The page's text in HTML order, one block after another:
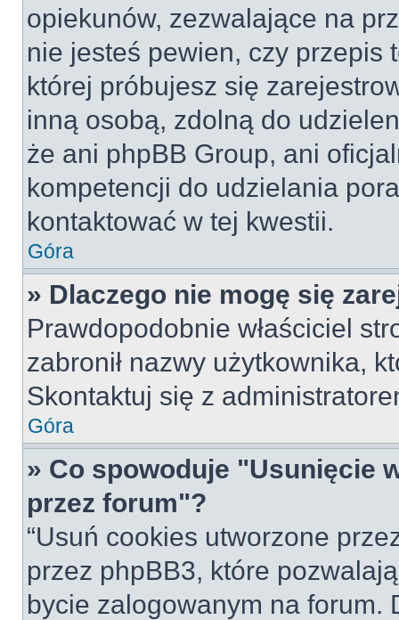
opiekunów, zezwalające na
nie jesteś pewien, czy przepis
której próbujesz się
inną osobą, zdolną do
że ani phpBB Group, ani
kompetencji do udzielania
kontaktować w tej kwestii.
Góra
» Dlaczego nie mogę się
Prawdopodobnie właściciel
zabronił nazwy użytkownika,
Skontaktuj się z
Góra
» Co spowoduje "Usunięcie
przez forum"?
“Usuń cookies utworzone
przez phpBB3, które
bycie zalogowanym na forum.